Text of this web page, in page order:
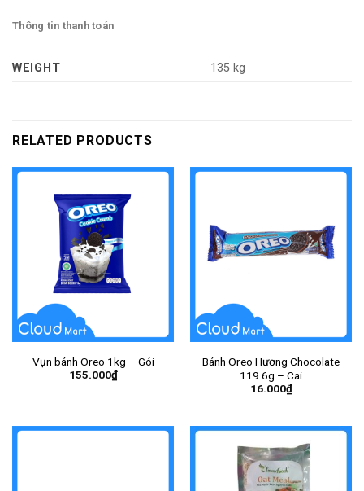
Thông tin thanh toán
WEIGHT 135 kg
RELATED PRODUCTS
Vụn bánh Oreo 1kg – Gói
155.000₫
Bánh Oreo Hương Chocolate
119.6g – Cai
16.000₫